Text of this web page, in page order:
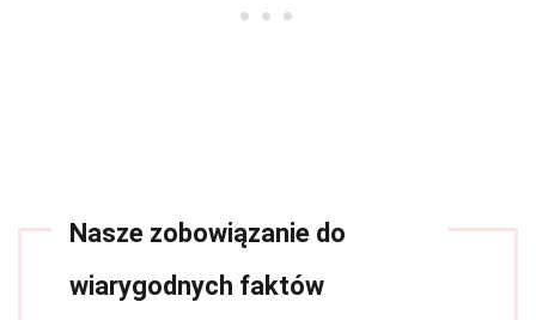
Nasze zobowiązanie do
wiarygodnych faktów